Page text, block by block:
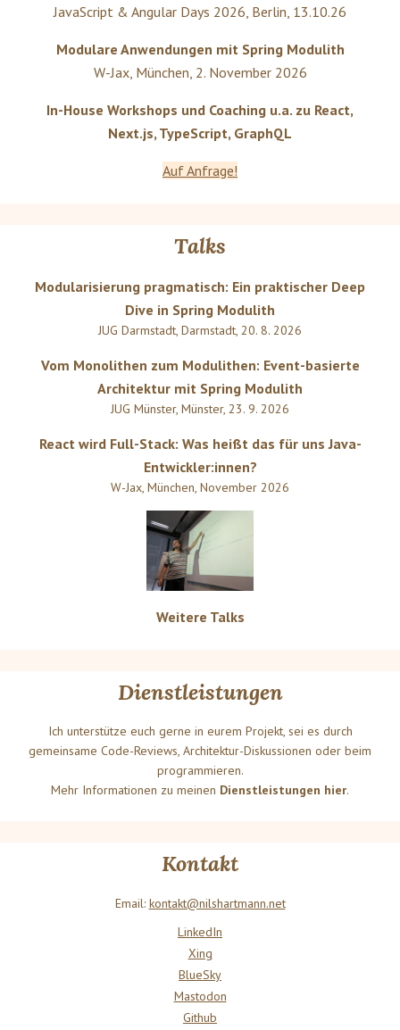
JavaScript & Angular Days 2026 Berlin 13.10.26
Modulare Anwendungen mit Spring Modulith
W-Jax, München 2. November 2026
In-House Workshops und Coaching u.a. zu React,
Next.js, TypeScript, GraphQL
Auf Anfrage!
Talks
Modularisierung pragmatisch: Ein praktischer Deep
Dive in Spring Modulith
JUG Darmstadt, Darmstadt, 20. 8. 2026
Vom Monolithen zum Modulithen: Event-basierte
Architektur mit Spring Modulith
JUG Münster, Münster, 23. 9. 2026
React wird Full-Stack: Was heißt das für uns Java-
Entwickler:innen?
W-Jax, München, November 2026
Weitere Talks
Dienstleistungen
Ich unterstütze euch gerne in eurem Projekt, sei es durch
gemeinsame Code-Reviews, Architektur-Diskussionen oder beim
programmieren.
Mehr Informationen zu meinen Dienstleistungen hier.
Kontakt
Email: kontakt@nilshartmann.net
LinkedIn
Xing
BlueSky
Mastodon
Github